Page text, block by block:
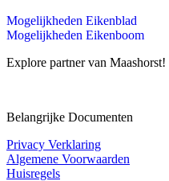
Mogelijkheden Eikenblad
Mogelijkheden Eikenboom
Explore partner van Maashorst!
Belangrijke Documenten
Privacy Verklaring
Algemene Voorwaarden
Huisregels